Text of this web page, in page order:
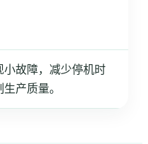
小故障，减少停机时
产质量。